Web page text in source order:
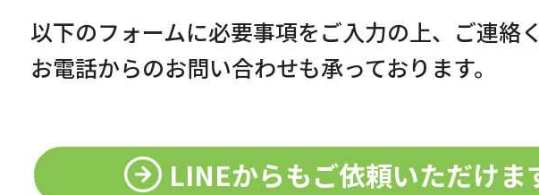
以下のフォームに必要事項をご入力の上、ご連絡
お電話からのお問い合わせも承っております。
LINEからもご依頼いただけま